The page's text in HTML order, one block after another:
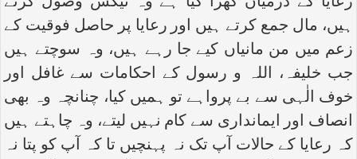
ہیں، مال جمع کرتے ہیں اور رعایا پر حاصل فوقیت کے
زعم میں من مانیاں کیے جا رہے ہیں، وہ سوچتے ہیں
جب خلیفہ، اللہ و رسول کے احکامات سے غافل اور
خوف الٰہی سے بے پرواہے تو ہمیں کیا، چنانچہ وہ بھی
انصاف اور ایمانداری سے کام نہیں لیتے، وہ چاہتے ہیں
کہ رعایا کے حالات آپ تک نہ پہنچیں تا کہ آپ کو پتا نہ